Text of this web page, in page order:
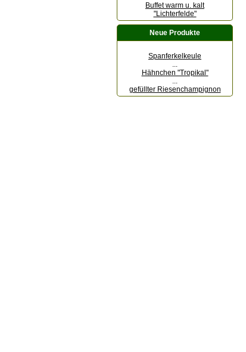
Buffet warm u. kalt
"Lichterfelde"
Neue Produkte
Spanferkelkeule
...
Hähnchen "Tropikal"
...
gefüllter Riesenchampignon